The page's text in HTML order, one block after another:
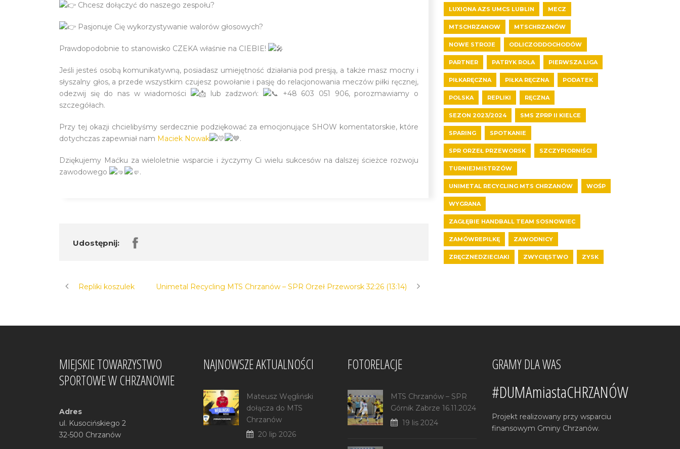
Chcesz dołączyć do naszego zespołu?
Pasjonuje Cię wykorzystywanie walorów głosowych?
Prawdopodobnie to stanowisko CZEKA właśnie na CIEBIE!
Jeśli jesteś osobą komunikatywną, posiadasz umiejętność działania pod presją, a także masz mocny i
słyszalny głos, a przede wszystkim czujesz powołanie i pasję do relacjonowania meczów piłki ręcznej,
odezwij się do nas w wiadomości
lub zadzwoń:
+48 603 051 906, porozmawiamy o
szczegółach.
Przy tej okazji chcielibyśmy serdecznie podziękować za emocjonujące SHOW komentatorskie, które
dotychczas zapewniał nam Maciek Nowak .
Dziękujemy Maćku za wieloletnie wsparcie i życzymy Ci wielu sukcesów na dalszej ścieżce rozwoju
zawodowego
.
Udostępnij:
Repliki koszulek Unimetal Recycling MTS Chrzanów – SPR Orzeł Przeworsk 32:26 (13:14)
LUXIONA AZS UMCS LUBLIN MECZ
MTSCHRZANOW MTSCHRZANÓW
NOWE STROJE ODLICZODDOCHODÓW
PARTNER PATRYK ROLA PIERWSZA LIGA
PIŁKARĘCZNA PIŁKA RĘCZNA PODATEK
POLSKA REPLIKI RĘCZNA
SEZON 2023/2024 SMS ZPRP II KIELCE
SPARING SPOTKANIE
SPR ORZEŁ PRZEWORSK SZCZYPIORNIŚCI
TURNIEJMISTRZÓW
UNIMETAL RECYCLING MTS CHRZANÓW WOŚP
WYGRANA
ZAGŁĘBIE HANDBALL TEAM SOSNOWIEC
ZAMÓWREPILKĘ ZAWODNICY
ZRĘCZNEDZIECIAKI ZWYCIĘSTWO ZYSK
MIEJSKIE TOWARZYSTWO
SPORTOWE W CHRZANOWIE
Adres
ul. Kusocińskiego 2
32-500 Chrzanów
NAJNOWSZE AKTUALNOŚCI
Mateusz Węgliński
dołącza do MTS
Chrzanów
20 lip 2026
FOTORELACJE
MTS Chrzanów – SPR
Górnik Zabrze 16.11.2024
19 lis 2024
GRAMY DLA WAS
#DUMAmiastaCHRZANÓW
Projekt realizowany przy wsparciu
finansowym Gminy Chrzanów.